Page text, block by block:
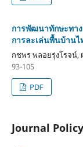
การพัฒนาทักษะทา
การละเล่นพื้นบ้านไ
กชพร พลอยรุ่งโรจน์
93-105
PDF
Journal Policy